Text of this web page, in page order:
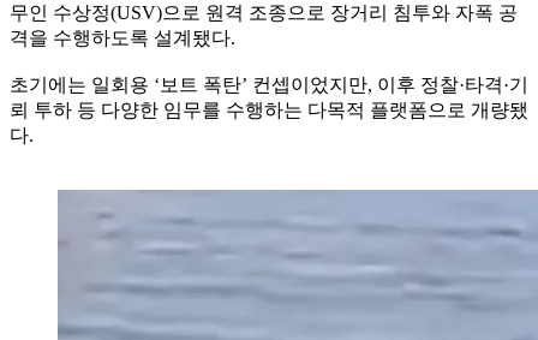
무인 수상정(USV)으로 원격 조종으로 장거리 침투와 자폭 공
격을 수행하도록 설계됐다.
초기에는 일회용 ‘보트 폭탄’ 컨셉이었지만, 이후 정찰·타격·기
뢰 투하 등 다양한 임무를 수행하는 다목적 플랫폼으로 개량됐
다.